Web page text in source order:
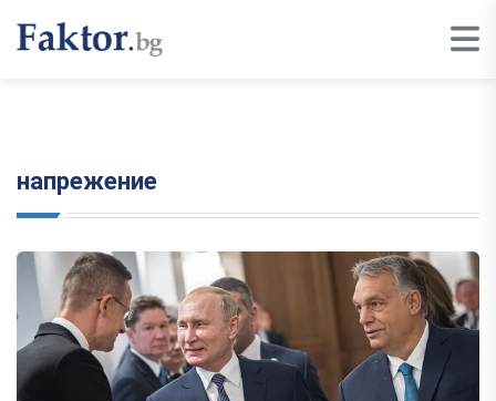
напрежение